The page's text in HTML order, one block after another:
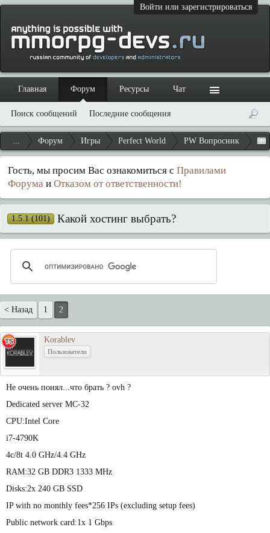
Войти или зарегистрироваться
... Форум Игры Perfect World PW Вопросник
Гость, мы просим Вас ознакомиться с Правилами
Форума и Отказом от ответственности!
1.5.1 (101) Какой хостинг выбрать?
< Назад 1 2
Korablev
Пользователи
Не очень понял...что брать ? ovh ?
Dedicated server MC-32
CPU:Intel Core
i7-4790K
4c/8t 4.0 GHz/4.4 GHz
RAM:32 GB DDR3 1333 MHz
Disks:2x 240 GB SSD
IP with no monthly fees*256 IPs (excluding setup fees)
Public network card:1x 1 Gbps
Главная Форум
Поиск сообщений Последние сообщения
Ресурсы Чат